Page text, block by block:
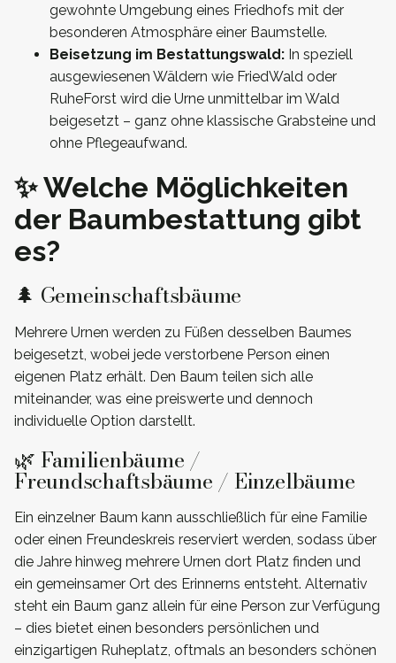
gewohnte Umgebung eines Friedhofs mit der
besonderen Atmosphäre einer Baumstelle.
Beisetzung im Bestattungswald: In speziell
ausgewiesenen Wäldern wie FriedWald oder
RuheForst wird die Urne unmittelbar im Wald
beigesetzt – ganz ohne klassische Grabsteine und
ohne Pflegeaufwand.
✨ Welche Möglichkeiten
der Baumbestattung gibt
es?
🌲 Gemeinschaftsbäume
Mehrere Urnen werden zu Füßen desselben Baumes
beigesetzt, wobei jede verstorbene Person einen
eigenen Platz erhält. Den Baum teilen sich alle
miteinander, was eine preiswerte und dennoch
individuelle Option darstellt.
🌿 Familienbäume /
Freundschaftsbäume / Einzelbäume
Ein einzelner Baum kann ausschließlich für eine Familie
oder einen Freundeskreis reserviert werden, sodass über
die Jahre hinweg mehrere Urnen dort Platz finden und
ein gemeinsamer Ort des Erinnerns entsteht. Alternativ
steht ein Baum ganz allein für eine Person zur Verfügung
– dies bietet einen besonders persönlichen und
einzigartigen Ruheplatz, oftmals an besonders schönen